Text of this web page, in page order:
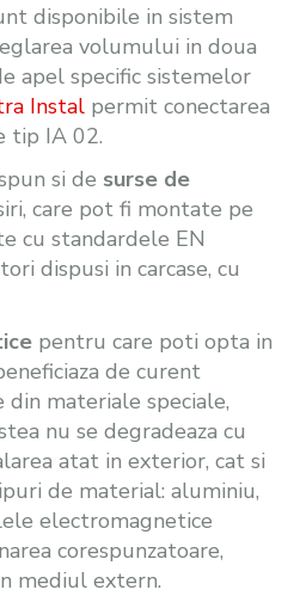
disponibile in sistem
volumului in doua
apel specific sistemelor
Instal permit conectarea
tip IA 02.
si de surse de
care pot fi montate pe
cu standardele EN
dispusi in carcase, cu
pentru care poti opta in
de curent
materiale speciale,
nu se degradeaza cu
atat in exterior, cat si
de material: aluminiu,
electromagnetice
corespunzatoare,
mediul extern.